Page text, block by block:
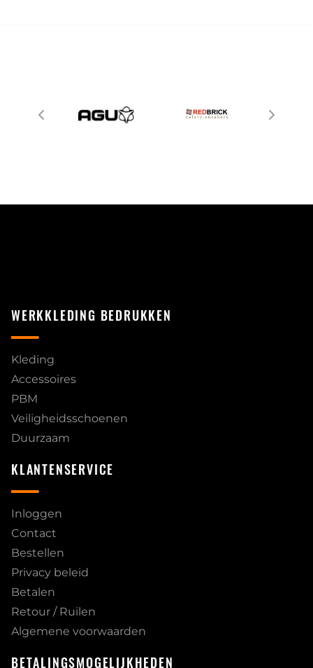
WERKKLEDING BEDRUKKEN
Kleding
Accessoires
PBM
Veiligheidsschoenen
Duurzaam
KLANTENSERVICE
Inloggen
Contact
Bestellen
Privacy beleid
Betalen
Retour / Ruilen
Algemene voorwaarden
BETALINGSMOGELIJKHEDEN